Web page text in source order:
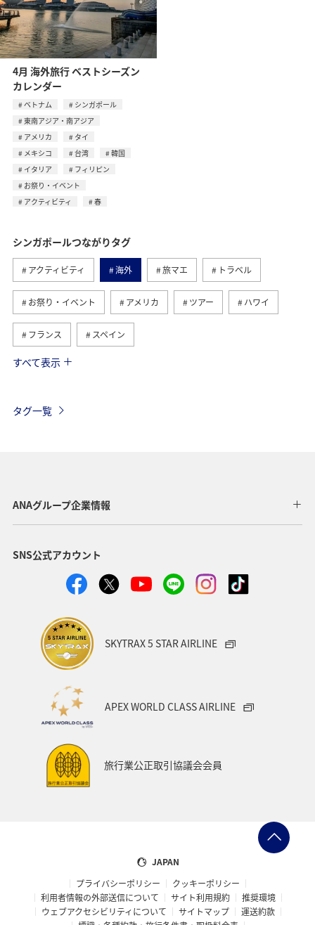
4月 海外旅行 ベストシーズン
カレンダー
ベトナム
シンガポール
東南アジア・南アジア
アメリカ
タイ
メキシコ
台湾
韓国
イタリア
フィリピン
お祭り・イベント
アクティビティ
春
シンガポールつながりタグ
アクティビティ 海外 旅マエ トラベル
お祭り・イベント アメリカ ツアー ハワイ
フランス スペイン
オーストリア
すべて表示
タグ一覧
ANAグループ企業情報
SNS公式アカウント
SKYTRAX 5 STAR AIRLINE
APEX WORLD CLASS AIRLINE
旅行業公正取引協議会会員
JAPAN
プライバシーポリシー
クッキーポリシー
利用者情報の外部送信について
サイト利用規約
推奨環境
ウェブアクセシビリティについて
サイトマップ
運送約款